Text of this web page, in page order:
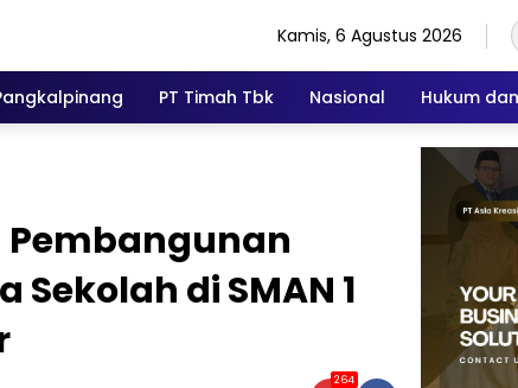
Kamis, 6 Agustus 2026
PT Timah Tbk Nasional Hukum
Pembangunan
di SMAN 1
264